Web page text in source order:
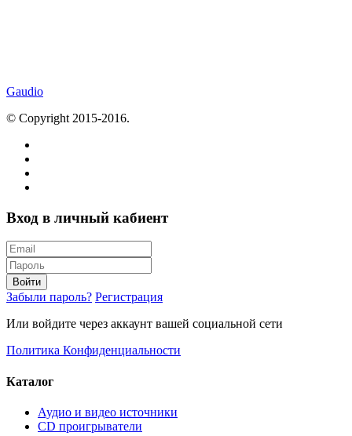
Gaudio
© Copyright 2015-2016.
Вход в личный кабиент
Войти
Забыли пароль? Регистрация
Или войдите через аккаунт вашей социальной сети
Политика Конфиденциальности
Каталог
Аудио и видео источники
CD проигрыватели